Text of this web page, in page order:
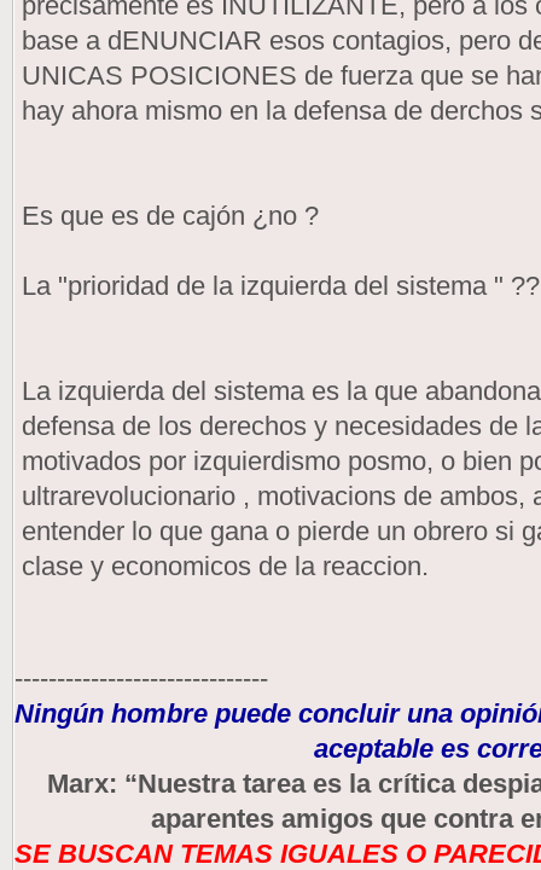
base a dENUNCIAR esos contagios, pero
UNICAS POSICIONES de fuerza que se
hay ahora mismo en la defensa de derchos
Es que es de cajón ¿no ?
La "prioridad de la izquierda del sistema "
La izquierda del sistema es la que
defensa de los derechos y necesidades de
motivados por izquierdismo posmo, o bien
ultrarevolucionario , motivacions de ambos,
entender lo que gana o pierde un obrero si
clase y economicos de la reaccion.
------------------------------
Ningún hombre puede concluir una
aceptable es
Marx: “Nuestra tarea es la crítica
aparentes amigos que contra
SE BUSCAN TEMAS IGUALES O